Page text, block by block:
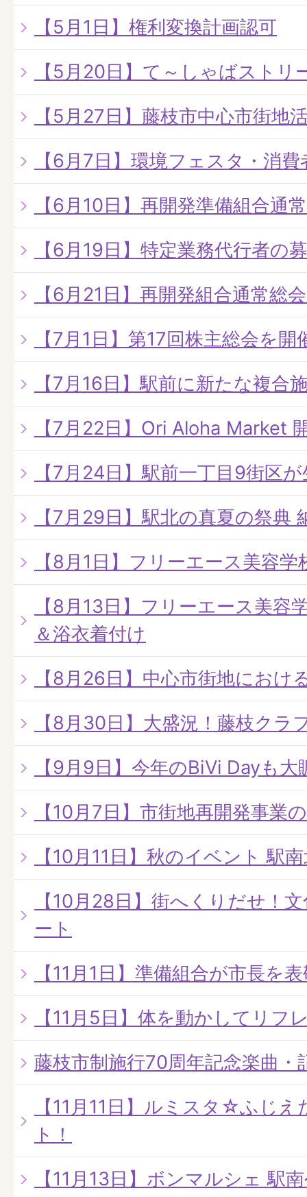
【5月1日】権利変換計画認可
【5月20日】て～しゃばストリ
【5月27日】藤枝市中心市街地
【6月7日】環境フェスタ・消
【6月10日】再開発準備組合通
【6月19日】特定業務代行者の
【6月21日】再開発組合通常総
【7月1日】第17回株主総会を開
【7月16日】駅前に新たな複合
【7月22日】Ori Aloha Market
【7月24日】駅前一丁目9街区
【7月29日】駅北の真夏の祭典
【8月1日】フリーエース美容
【8月13日】フリーエース美容
＆浴衣着付け
【8月26日】中心市街地におけ
【8月30日】大盛況！藤枝クラ
【9月9日】今年のBiVi Dayも大
【10月7日】市街地再開発事業
【10月11日】秋のイベント 駅
【10月28日】街へくりだせ！
ート
【11月1日】準備組合が市長を
【11月5日】体を動かしてリフ
藤枝市制施行70周年記念楽曲・
【11月11日】ルミスタ☆ふじ
ト！
【11月13日】ボンマルシェ 駅